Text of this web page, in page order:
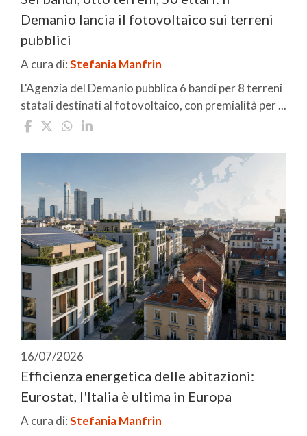
Demanio lancia il fotovoltaico sui terreni
pubblici
A cura di:Stefania Manfrin
L'Agenzia del Demanio pubblica 6 bandi per 8 terreni
statali destinati al fotovoltaico, con premialità per ...
16/07/2026
Efficienza energetica delle abitazioni:
Eurostat, l'Italia è ultima in Europa
A cura di:Stefania Manfrin